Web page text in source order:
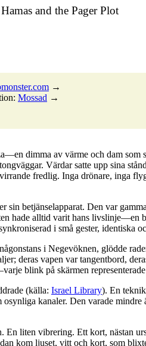
and the Pager Plot
→
Mossad →
dimma av värme och dam som
Värdar satte upp sina
fredlig. Inga drönare, inga
sin betjänselapparat. Den var
hade alltid varit hans livslinje—en
i små gester, identiska
i Negevöknen, glödde
deras vapen var tangentbord,
blink på skärmen
(källa: Israel Library). En
kanaler. Den varade mindre
En liten vibrering. Ett kort, nästan
kom ljuset, vitt och kort, som